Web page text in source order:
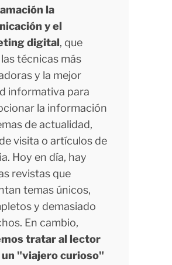
la
y el
digital, que
técnicas más
y la mejor
informativa para
la información
de actualidad,
visita o artículos de
Hoy en día, hay
revistas que
temas únicos,
y demasiado
En cambio,
tratar al lector
un "viajero curioso"